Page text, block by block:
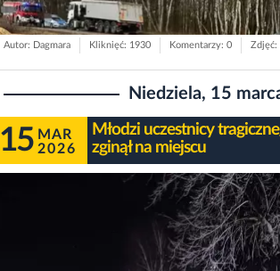
Autor: Dagmara Kliknięć: 1930 Komentarzy: 0 Zdjęć:
Niedziela, 15
15 MAR
2026
Młodzi uczestnicy
zginął na miejscu